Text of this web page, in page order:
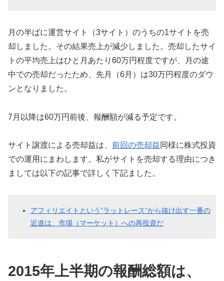
月の半ばに運営サイト（3サイト）のうちの1サイトを売
却しました。その結果売上が減少しました。売却したサイ
トの平均売上はひと月あたり60万円程度ですが、月の途
中での売却だったため、先月（6月）は30万円程度のダウ
ンとなりました。
7月以降は60万円前後、報酬額が減る予定です。
サイト譲渡による売却益は、 前回の売却益同様に株式投資
での運用にまわします。私がサイトを売却する理由につき
ましては以下の記事で詳しく下記ました。
アフィリエイトという”ラットレース”から抜け出す一番の
近道は、市場（マーケット）への再投資だ
2015年上半期の報酬総額は、